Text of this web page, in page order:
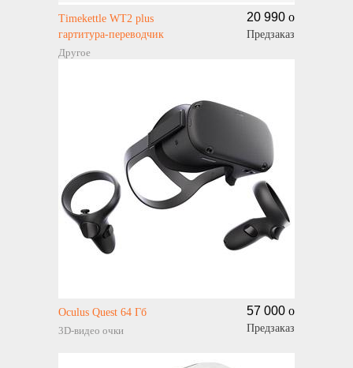
Timekettle WT2 plus
гартитура-переводчик
Другое
20 990 o
Предзаказ
Oculus Quest 64 Гб
3D-видео очки
57 000 o
Предзаказ